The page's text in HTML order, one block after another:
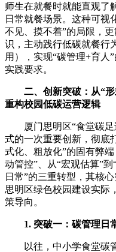
师生在就餐时就能直观了
日常就餐场景。这种可视
不见、摸不着”的局限，
识，主动践行低碳就餐行
用），实现“碳管理+育人
实践要求。
二、创新突破：从“
重构校园低碳运营逻辑
厦门思明区“食堂碳
式的一次重要创新，彻底
式化、粗放化”的固有弊
动管控”、从“宏观估算”到
日常”的三重转型，其核
思明区绿色校园建设实际
策导向。
1. 突破一：碳管理日
以往，中小学食堂碳